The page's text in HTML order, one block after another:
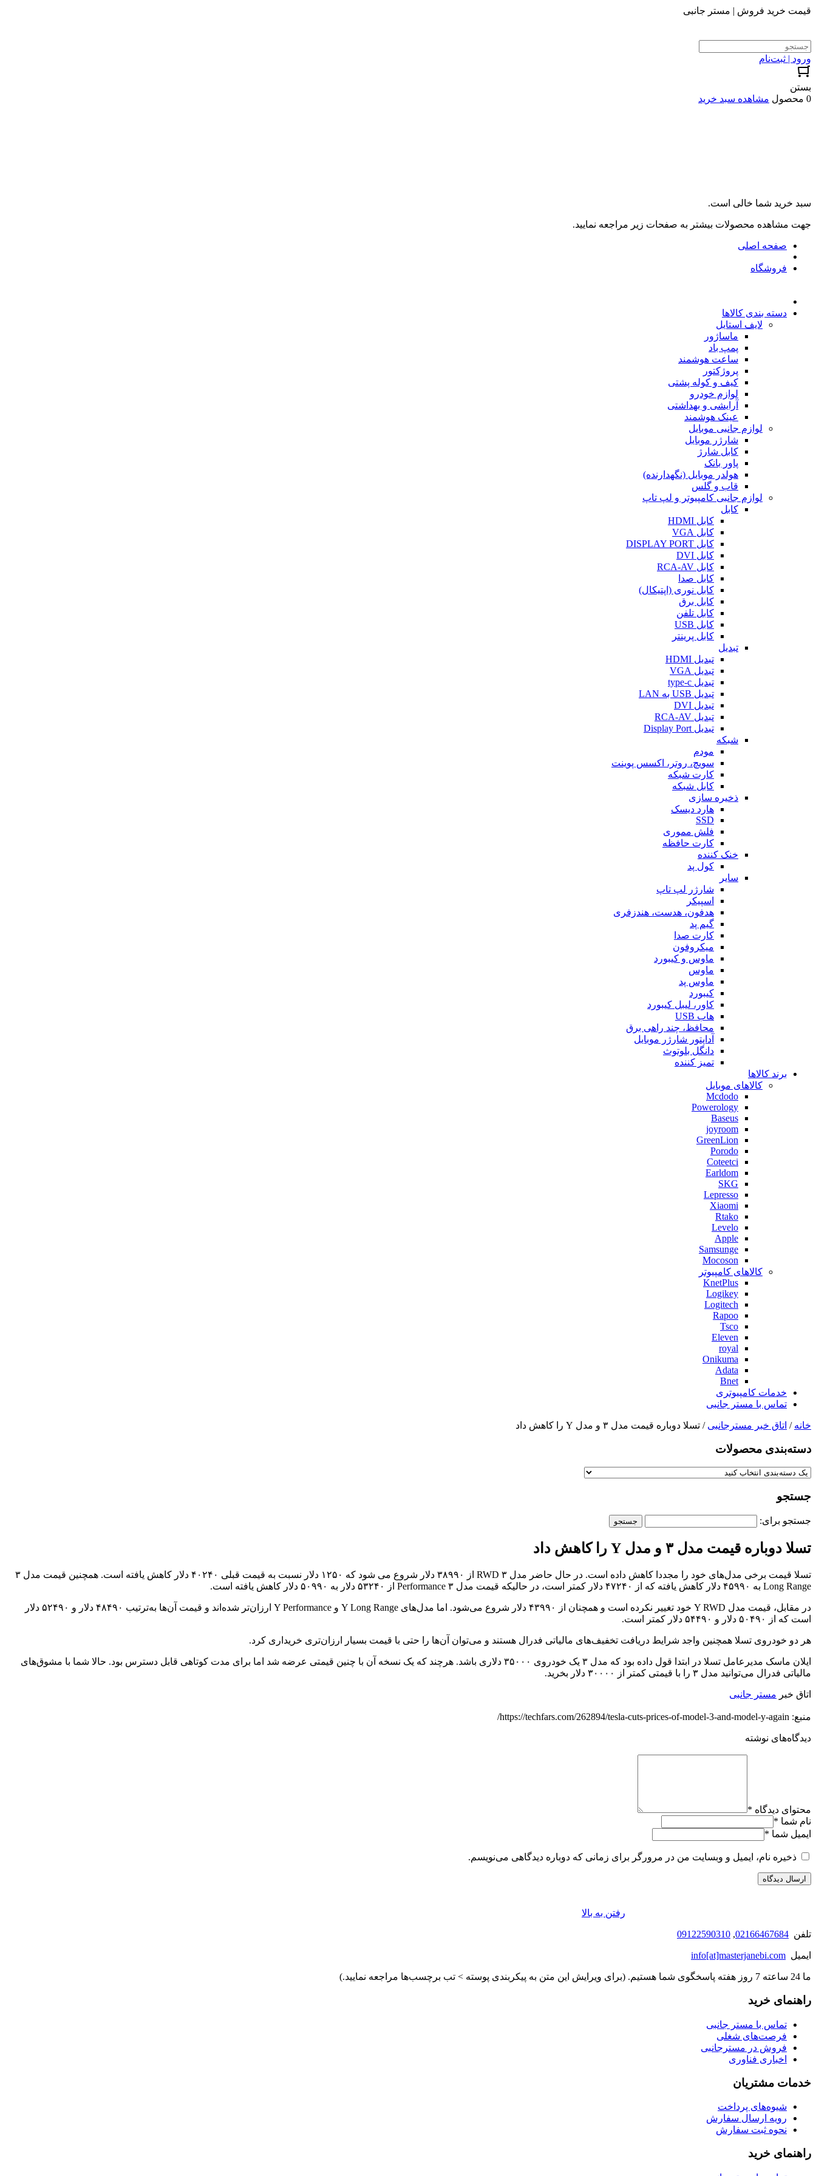
قیمت خرید فروش | مستر جانبی
ورود | ثبت‌نام
بستن
0 محصول
مشاهده سبد خرید
سبد خرید شما خالی است.
جهت مشاهده محصولات بیشتر به صفحات زیر مراجعه نمایید.
صفحه اصلی
فروشگاه
دسته بندی کالاها
لایف استایل
ماساژور
پمپ باد
ساعت هوشمند
پروژکتور
کیف و کوله پشتی
لوازم خودرو
آرایشی و بهداشتی
عینک هوشمند
لوازم جانبی موبایل
شارژر موبایل
کابل شارژ
پاور بانک
هولدر موبایل (نگهدارنده)
قاب و گلس
لوازم جانبی کامپیوتر و لپ تاپ
کابل
کابل HDMI
کابل VGA
کابل DISPLAY PORT
کابل DVI
کابل RCA-AV
کابل صدا
کابل نوری (اپتیکال)
کابل برق
کابل تلفن
کابل USB
کابل پرینتر
تبدیل
تبدیل HDMI
تبدیل VGA
تبدیل type-c
تبدیل USB به LAN
تبدیل DVI
تبدیل RCA-AV
تبدیل Display Port
شبکه
مودم
سویچ، روتر، اکسس پوینت
کارت شبکه
کابل شبکه
ذخیره سازی
هارد دیسک
SSD
فلش مموری
کارت حافظه
خنک کننده
کول پد
سایر
شارژر لپ تاپ
اسپیکر
هدفون، هدست، هندزفری
گیم پد
کارت صدا
میکروفون
ماوس و کیبورد
ماوس
ماوس پد
کیبورد
کاور، لیبل کیبورد
هاب USB
محافظ، چند راهی برق
آداپتور شارژر موبایل
دانگل بلوتوث
تمیز کننده
برند کالاها
کالاهای موبایل
Mcdodo
Powerology
Baseus
joyroom
GreenLion
Porodo
Coteetci
Earldom
SKG
Lepresso
Xiaomi
Rtako
Levelo
Apple
Samsunge
Mocoson
کالاهای کامپیوتر
KnetPlus
Logikey
Logitech
Rapoo
Tsco
Eleven
royal
Onikuma
Adata
Bnet
خدمات کامپیوتری
تماس با مستر جانبی
خانه / اتاق خبر مسترجانبی / تسلا دوباره قیمت مدل ۳ و مدل Y را کاهش داد
دسته‌بندی‌ محصولات
جستجو
جستجو برای:
تسلا دوباره قیمت مدل ۳ و مدل Y را کاهش داد
تسلا قیمت برخی مدل‌های خود را مجددا کاهش داده است. در حال حاضر مدل ۳ RWD از ۳۸۹۹۰ دلار شروع می شود که ۱۲۵۰ دلار نسبت به قیمت قبلی ۴۰۲۴۰ دلار کاهش یافته است. همچنین قیمت مدل ۳
Long Range به ۴۵۹۹۰ دلار کاهش یافته که از ۴۷۲۴۰ دلار کمتر است، در حالیکه قیمت مدل ۳ Performance از ۵۳۲۴۰ دلار به ۵۰۹۹۰ دلار کاهش یافته است.
در مقابل، قیمت مدل Y RWD خود تغییر نکرده است و همچنان از ۴۳۹۹۰ دلار شروع می‌شود. اما مدل‌های Y Long Range و Y Performance ارزان‌تر شده‌اند و قیمت آن‌ها به‌ترتیب ۴۸۴۹۰ دلار و ۵۲۴۹۰ دلار
است که از ۵۰۴۹۰ دلار و ۵۴۴۹۰ دلار کمتر است.
هر دو خودروی تسلا همچنین واجد شرایط دریافت تخفیف‌های مالیاتی فدرال هستند و می‌توان آن‌ها را حتی با قیمت بسیار ارزان‌تری خریداری کرد.
ایلان ماسک مدیرعامل تسلا در ابتدا قول داده بود که مدل ۳ یک خودروی ۳۵۰۰۰ دلاری باشد. هرچند که یک نسخه آن با چنین قیمتی عرضه شد اما برای مدت کوتاهی قابل دسترس بود. حالا شما با مشوق‌های
مالیاتی فدرال می‌توانید مدل ۳ را با قیمتی کمتر از ۳۰۰۰۰ دلار بخرید.
اتاق خبر مستر جانبی
منبع: https://techfars.com/262894/tesla-cuts-prices-of-model-3-and-model-y-again/
دیدگاه‌های نوشته
محتوای دیدگاه *
نام شما *
ایمیل شما *
ذخیره نام، ایمیل و وبسایت من در مرورگر برای زمانی که دوباره دیدگاهی می‌نویسم.
رفتن به بالا
تلفن 02166467684
,
09122590310
ایمیل info[at]masterjanebi.com
ما 24 ساعته 7 روز هفته پاسخگوی شما هستیم. (برای ویرایش این متن به پیکربندی پوسته > تب برچسب‌ها مراجعه نمایید.)
راهنمای خرید
تماس با مستر جانبی
فرصت‌های شغلی
فروش در مسترجانبی
اخباری فناوری
خدمات مشتریان
شیوه‌های پرداخت
رویه ارسال سفارش
نحوه ثبت سفارش
راهنمای خرید